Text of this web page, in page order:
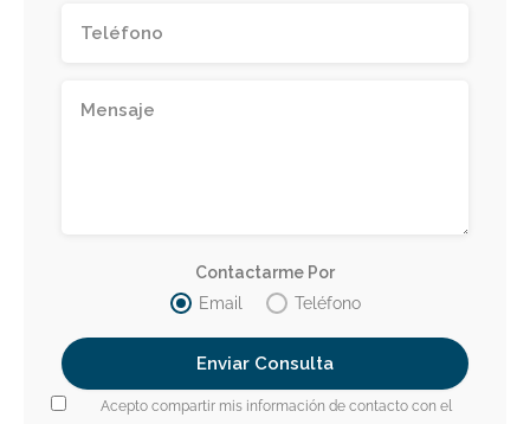
Contactarme Por
Email
Teléfono
Acepto compartir mis información de contacto con el